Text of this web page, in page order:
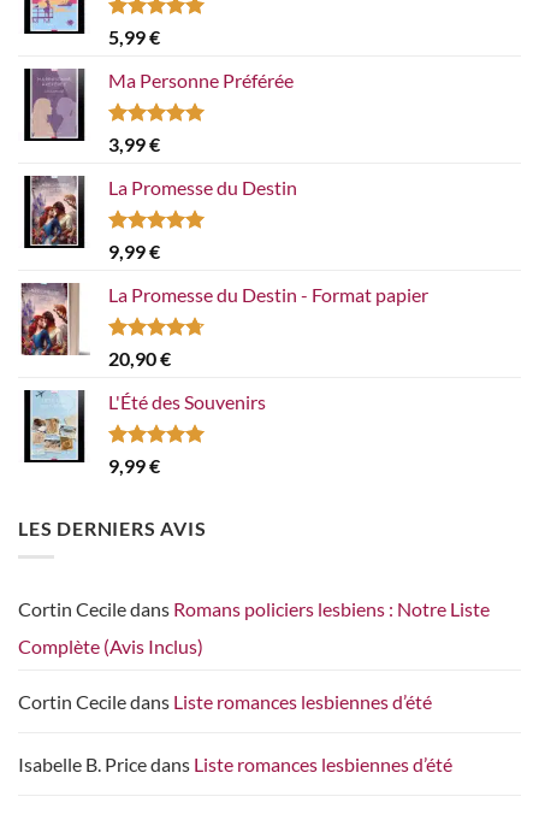
Note5.00
sur 5
5,99€
Ma Personne Préférée
Note5.00
sur 5
3,99€
La Promesse du Destin
Note5.00
sur 5
9,99€
La Promesse du Destin - Format papier
Note4.67
sur 5
20,90€
L'Été des Souvenirs
Note5.00
sur 5
9,99€
LES DERNIERS AVIS
Cortin Ceciledans Romans policiers lesbiens : Notre Liste
Complète (Avis Inclus)
Cortin Ceciledans Liste romances lesbiennes d’été
Isabelle B. Pricedans Liste romances lesbiennes d’été